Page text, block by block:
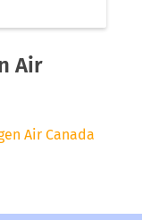
Air
Air Canada